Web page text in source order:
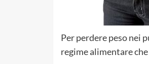
Per perdere peso nei
regime alimentare